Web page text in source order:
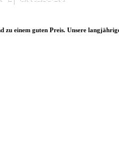
einem guten Preis. Unsere